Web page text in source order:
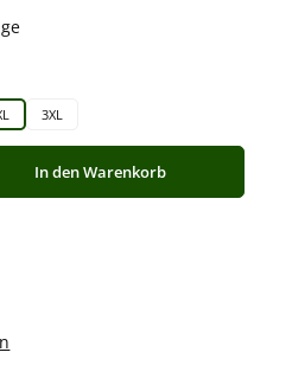
3XL
Wert ein oder benutze die
In den Warenkorb